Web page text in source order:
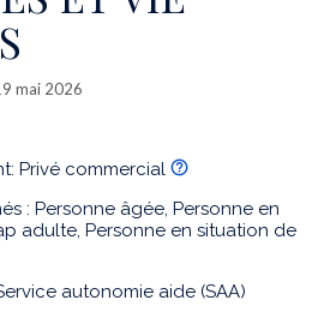
mai 2026
Privé commercial
: Personne âgée, Personne en
adulte, Personne en situation de
autonomie aide (SAA)